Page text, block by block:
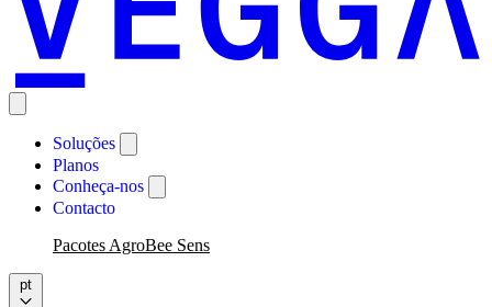
Soluções
Planos
Conheça-nos
Contacto
Pacotes AgroBee Sens
pt